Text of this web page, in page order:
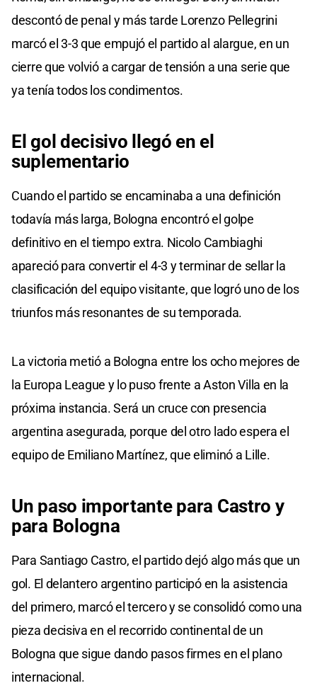
descontó de penal y más tarde Lorenzo Pellegrini
marcó el 3-3 que empujó el partido al alargue, en un
cierre que volvió a cargar de tensión a una serie que
ya tenía todos los condimentos.
El gol decisivo llegó en el
suplementario
Cuando el partido se encaminaba a una definición
todavía más larga, Bologna encontró el golpe
definitivo en el tiempo extra. Nicolo Cambiaghi
apareció para convertir el 4-3 y terminar de sellar la
clasificación del equipo visitante, que logró uno de los
triunfos más resonantes de su temporada.
La victoria metió a Bologna entre los ocho mejores de
la Europa League y lo puso frente a Aston Villa en la
próxima instancia. Será un cruce con presencia
argentina asegurada, porque del otro lado espera el
equipo de Emiliano Martínez, que eliminó a Lille.
Un paso importante para Castro y
para Bologna
Para Santiago Castro, el partido dejó algo más que un
gol. El delantero argentino participó en la asistencia
del primero, marcó el tercero y se consolidó como una
pieza decisiva en el recorrido continental de un
Bologna que sigue dando pasos firmes en el plano
internacional.